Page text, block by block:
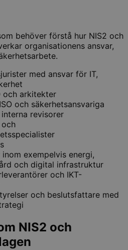
behöver förstå hur NIS2 och
organisationens ansvar,
med ansvar för IT,
och arkitekter
och säkerhetsansvariga
revisorer
exempelvis energi,
och digital infrastruktur
och IKT-
och beslutsfattare med
NIS2 och